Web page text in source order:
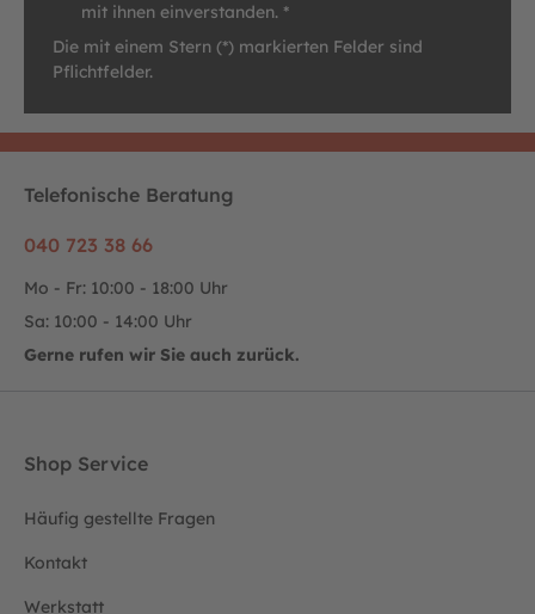
mit ihnen einverstanden. *
Die mit einem Stern (*) markierten Felder sind
Pflichtfelder.
Telefonische Beratung
040 723 38 66
Mo - Fr: 10:00 - 18:00 Uhr
Sa: 10:00 - 14:00 Uhr
Gerne rufen wir Sie auch zurück.
Shop Service
Häufig gestellte Fragen
Kontakt
Werkstatt